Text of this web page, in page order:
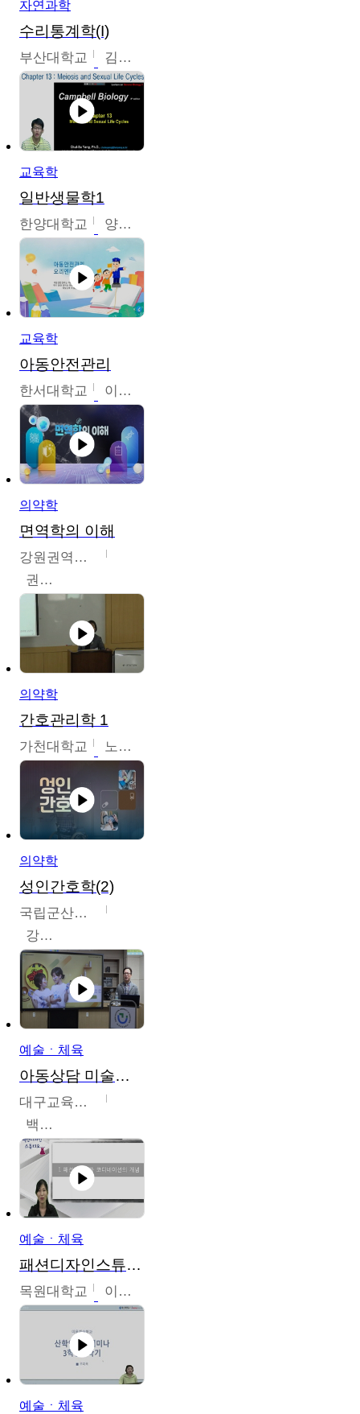
자연과학
수리통계학(I)
부산대학교 김충락
교육학
일반생물학1
한양대학교 양철수
교육학
아동안전관리
한서대학교 이태연
의약학
면역학의 이해
강원권역센터
권보인
의약학
간호관리학 1
가천대학교 노원정
의약학
성인간호학(2)
국립군산대학교
강경아
예술ㆍ체육
아동상담 미술치료
대구교육대학교
백중열
예술ㆍ체육
패션디자인스튜디오
목원대학교 이건희
예술ㆍ체육